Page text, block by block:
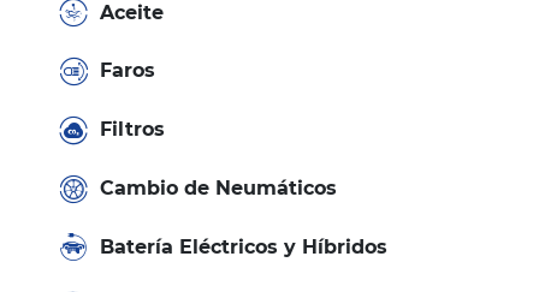
Aceite
Faros
Filtros
Cambio de Neumáticos
Batería Eléctricos y Híbridos